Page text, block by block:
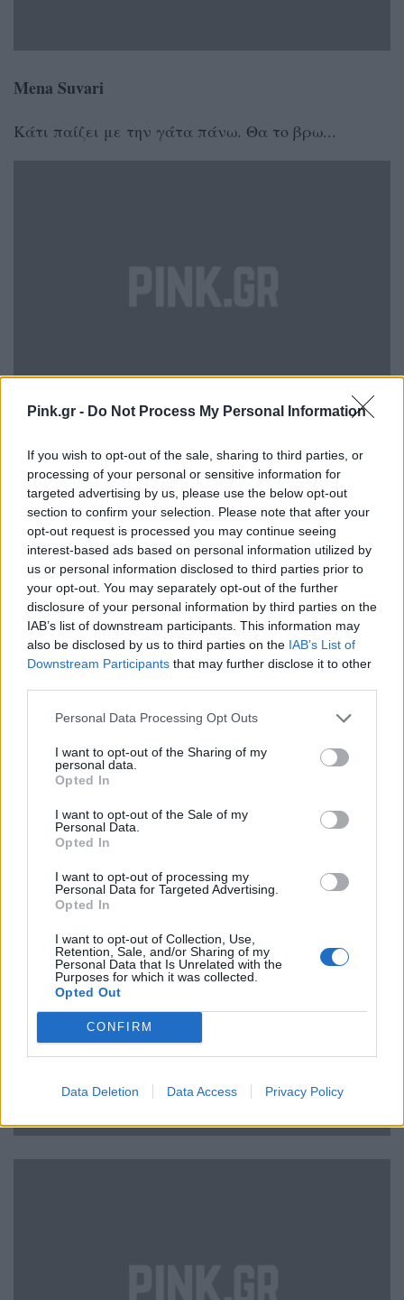
Pink.gr - Do Not Process My Personal Information
If you wish to opt-out of the sale, sharing to third parties, or
processing of your personal or sensitive information for
targeted advertising by us, please use the below opt-out
section to confirm your selection. Please note that after your
opt-out request is processed you may continue seeing
interest-based ads based on personal information utilized by
us or personal information disclosed to third parties prior to
your opt-out. You may separately opt-out of the further
disclosure of your personal information by third parties on the
IAB’s list of downstream participants. This information may
also be disclosed by us to third parties on the IAB’s List of
Downstream Participants that may further disclose it to other
Personal Data Processing Opt Outs
I want to opt-out of the Sharing of my
personal data.
Opted In
I want to opt-out of the Sale of my
Personal Data.
Opted In
I want to opt-out of processing my
Personal Data for Targeted Advertising.
Opted In
I want to opt-out of Collection, Use,
Retention, Sale, and/or Sharing of my
Personal Data that Is Unrelated with the
Purposes for which it was collected.
Opted Out
CONFIRM
Data Deletion Data Access Privacy Policy
Mena Suvari
Κάτι παίζει με την γάτα πάνω. Θα το βρω...
Jerry O’ Connell και Rebecca Romijn
Christmas πιτζάμα πάρτι
Kardashians
Από το κακό στο χειρότερο σχεδόν κάθε χρόνο